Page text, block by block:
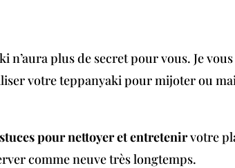
n’aura plus de secret pour vous. Je vous
votre teppanyaki pour mijoter ou
pour nettoyer et entretenirvotre
comme neuve très longtemps.